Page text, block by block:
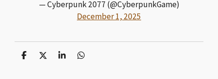
— Cyberpunk 2077 (@CyberpunkGame)
December 1, 2025
P
P
P
P